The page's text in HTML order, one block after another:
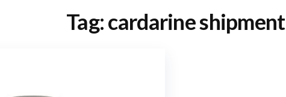
Tag:cardarine shipment